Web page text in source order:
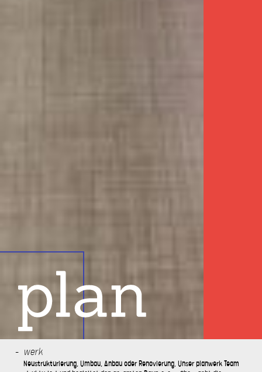
werk
Neustrukturierung, Umbau, Anbau oder Renovierung. Unser planwerk Team